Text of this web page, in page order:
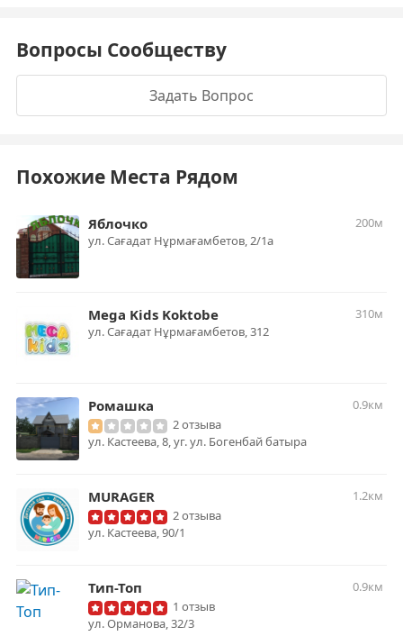
Вопросы Сообществу
Задать Вопрос
Похожие Места Рядом
Яблочко
200м
​ул. Сағадат Нұрмағамбетов, 2/1а
Mega Kids Koktobe
310м
​ул. Сағадат Нұрмағамбетов, 312
Ромашка
0.9км
2 отзыва
ул. Кастеева, 8, уг. ул. Богенбай батыра
MURAGER
1.2км
2 отзыва
ул. Кастеева, 90/1
Тип-Топ
0.9км
1 отзыв
ул. Орманова, 32/3